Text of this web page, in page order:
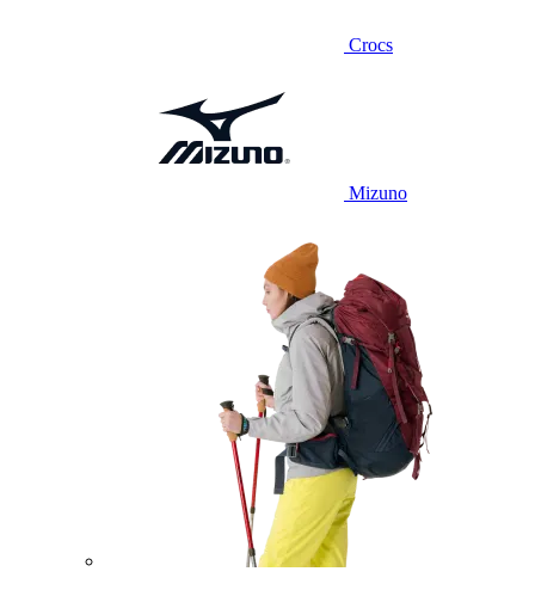
Crocs
Mizuno